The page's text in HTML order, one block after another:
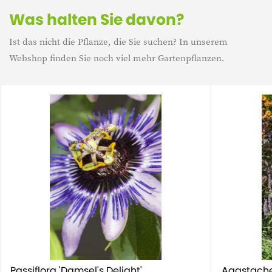
Was halten Sie davon?
Ist das nicht die Pflanze, die Sie suchen? In unserem
Webshop finden Sie noch viel mehr Gartenpflanzen.